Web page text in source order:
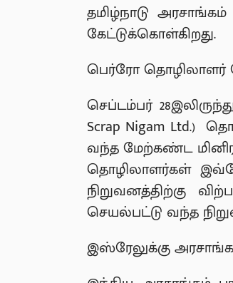
தமிழ்நாடு
கேட்டுக்கொள்கிறது.
பெர்ரோ தொழிலாளர்
செப்டம்பர்
Scrap Nigam Ltd.)
வந்த மேற்கண்ட
தொழிலாளர்கள்
நிறுவனத்திற்கு
செயல்பட்டு வந்த
இஸ்ரேலுக்கு